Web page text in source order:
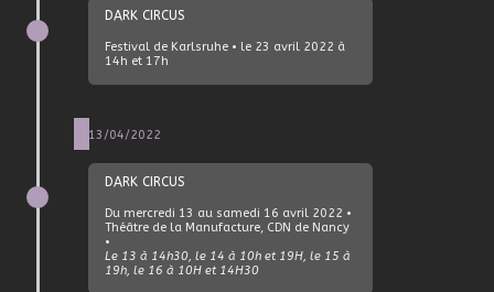
DARK CIRCUS
Festival de Karlsruhe • le 23 avril 2022 à
14h et 17h
13/04/2022
DARK CIRCUS
Du mercredi 13 au samedi 16 avril 2022 •
Théâtre de la Manufacture, CDN de Nancy
•
Le 13 à 14h30, le 14 à 10h et 19H, le 15 à
19h, le 16 à 10H et 14H30